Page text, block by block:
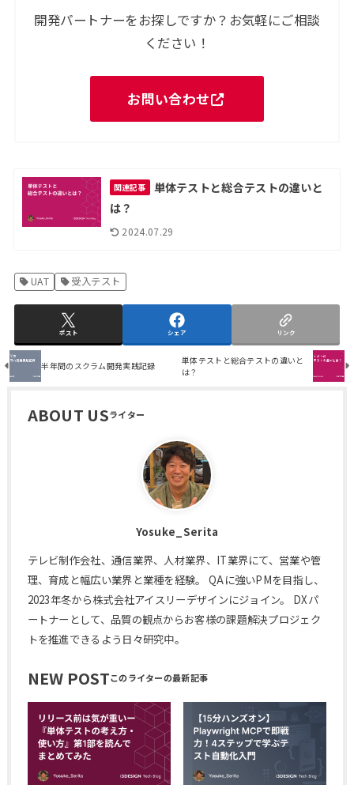
開発パートナーをお探しですか？お気軽にご相談
ください！
お問い合わせ
関連記事
単体テストと総合テストの違いと
は？
2024.07.29
UAT 受入テスト
ポスト シェア リンク
半年間のスクラム開発実践記録
単体テストと総合テストの違いと
は？
ABOUT US
Yosuke_Serita
テレビ制作会社、通信業界、人材業界、IT業界にて、営業や管
理、育成と幅広い業界と業種を経験。 QAに強いPMを目指し、
2023年冬から株式会社アイスリーデザインにジョイン。 DXパ
ートナーとして、品質の観点からお客様の課題解決プロジェク
トを推進できるよう日々研究中。
NEW POST